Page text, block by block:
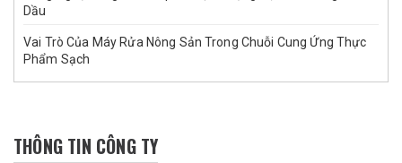
Dầu
Vai Trò Của Máy Rửa Nông Sản Trong Chuỗi Cung Ứng Thực
Phẩm Sạch
THÔNG TIN CÔNG TY